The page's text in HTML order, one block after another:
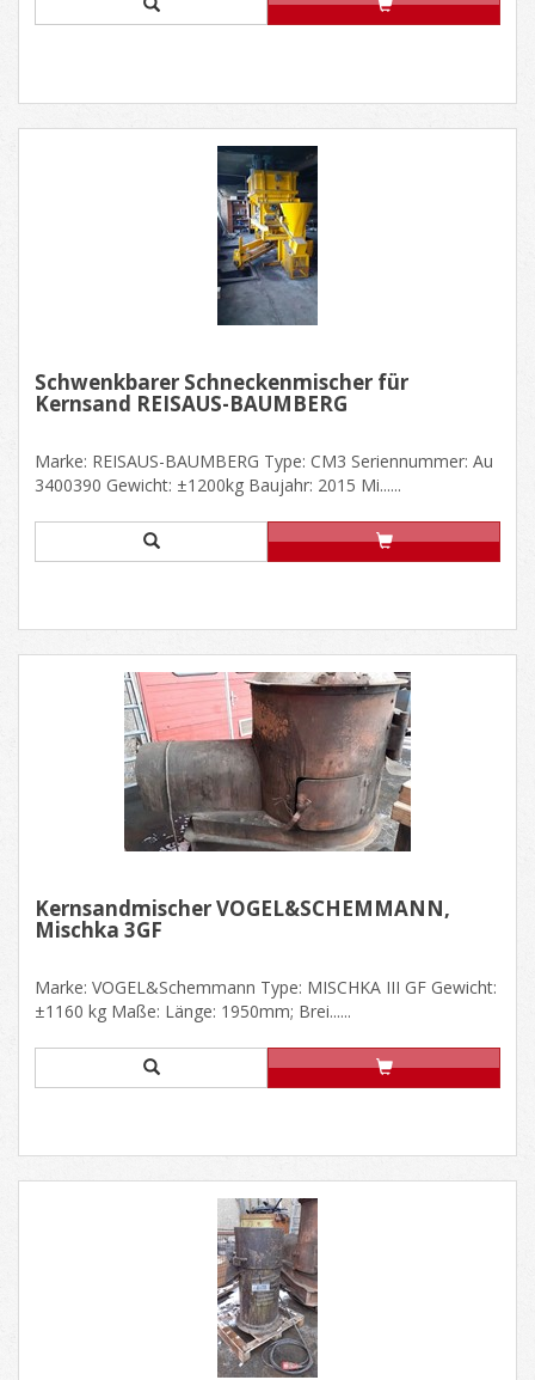
Schwenkbarer Schneckenmischer für
Kernsand REISAUS-BAUMBERG
Marke: REISAUS-BAUMBERG Type: CM3 Seriennummer: Au
3400390 Gewicht: ±1200kg Baujahr: 2015 Mi......
Kernsandmischer VOGEL&SCHEMMANN,
Mischka 3GF
Marke: VOGEL&Schemmann Type: MISCHKA III GF Gewicht:
±1160 kg Maße: Länge: 1950mm; Brei......